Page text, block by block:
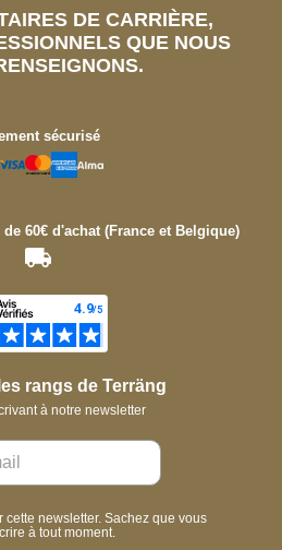
DE CARRIÈRE,
QUE NOUS
sécurisé
60€ d'achat (France et Belgique)
rangs de Terräng
à notre newsletter
cette newsletter. Sachez que vous
à tout moment.